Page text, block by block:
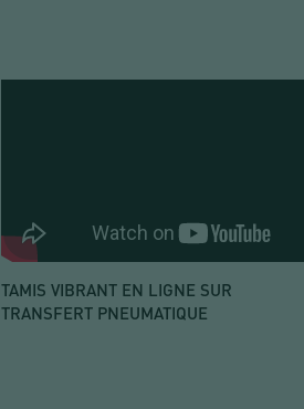
TAMIS VIBRANT EN LIGNE SUR
TRANSFERT PNEUMATIQUE